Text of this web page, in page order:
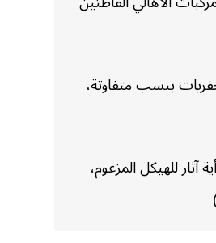
إلى وجود أكثر ٧٠ منزلا في الحي تضررت من الحفريات بنسب متفاوتة،
للهيكل المزعوم،
)